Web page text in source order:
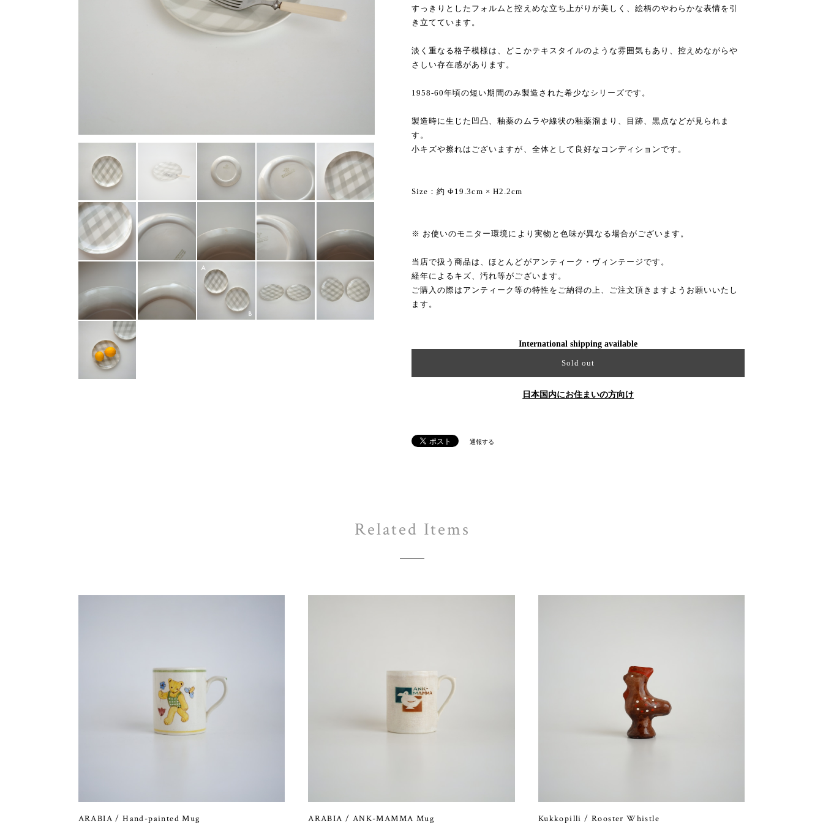
すっきりとしたフォルムと控えめな立ち上がりが美しく、絵柄のやわらかな表情を引
き立てています。
淡く重なる格子模様は、どこかテキスタイルのような雰囲気もあり、控えめながらや
さしい存在感があります。
1958-60年頃の短い期間のみ製造された希少なシリーズです。
製造時に生じた凹凸、釉薬のムラや線状の釉薬溜まり、目跡、黒点などが見られま
す。
小キズや擦れはございますが、全体として良好なコンディションです。
Size：約 Φ19.3cm × H2.2cm
※ お使いのモニター環境により実物と色味が異なる場合がございます。
当店で扱う商品は、ほとんどがアンティーク・ヴィンテージです。
経年によるキズ、汚れ等がございます。
ご購入の際はアンティーク等の特性をご納得の上、ご注文頂きますようお願いいたし
ます。
International shipping available
Sold out
日本国内にお住まいの方向け
通報する
Related Items
ARABIA / Hand-painted Mug ARABIA / ANK-MAMMA Mug Kukkopilli / Rooster Whistle